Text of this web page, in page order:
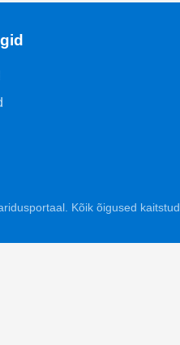
Kõik õigused kaitstud.